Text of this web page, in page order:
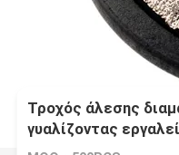
Τροχός άλεσης
γυαλίζοντας
μαρμάρινα κεραμικά